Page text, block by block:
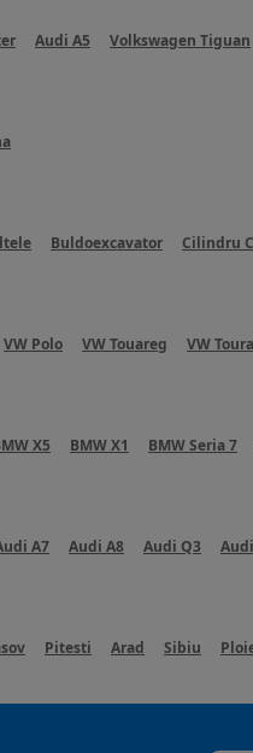
Audi A5 Volkswagen Tiguan
Buldoexcavator Cilindru
VW Polo VW Touareg VW
X5 BMW X1 BMW Seria 7
A7 Audi A8 Audi Q3
Pitesti Arad Sibiu